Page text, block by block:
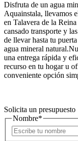
Disfruta de un agua
Aquainstala, llevamos
en Talavera de la
cansado transporte y
de llevar hasta tu
agua mineral
una entrega rápida y
recurso en tu hogar u
conveniente opción
Solicita un presupuesto
Nombre*